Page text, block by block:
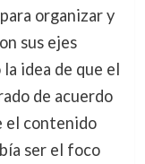
organizar y
sus ejes
idea de que el
de acuerdo
el contenido
ser el foco